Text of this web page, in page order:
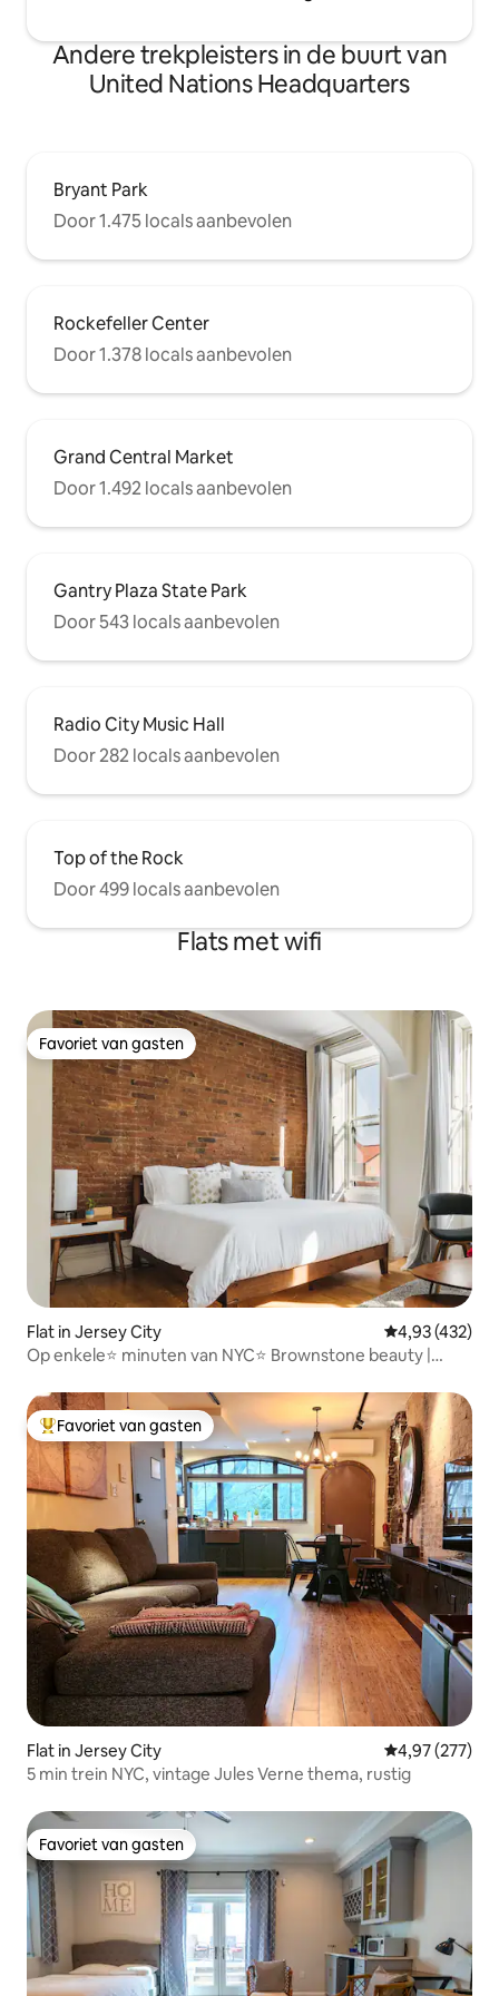
Andere trekpleisters in de buurt van
United Nations Headquarters
Bryant Park
Door 1.475 locals aanbevolen
Rockefeller Center
Door 1.378 locals aanbevolen
Grand Central Market
Door 1.492 locals aanbevolen
Gantry Plaza State Park
Door 543 locals aanbevolen
Radio City Music Hall
Door 282 locals aanbevolen
Top of the Rock
Door 499 locals aanbevolen
Flats met wifi
Favoriet van gasten
Favoriet van gasten
Flat in Jersey City Gemiddelde
4,93 (432)
Op enkele⭐ minuten van NYC⭐ Brownstone beauty |
Topfavoriet van gasten
Favoriet van gasten
Flat in Jersey City Gemiddelde
4,97 (277)
5 min trein NYC, vintage Jules Verne thema, rustig
Favoriet van gasten
Favoriet van gasten